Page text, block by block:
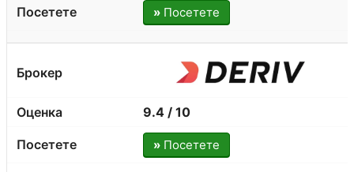
»Посетете
9.4 / 10
»Посетете